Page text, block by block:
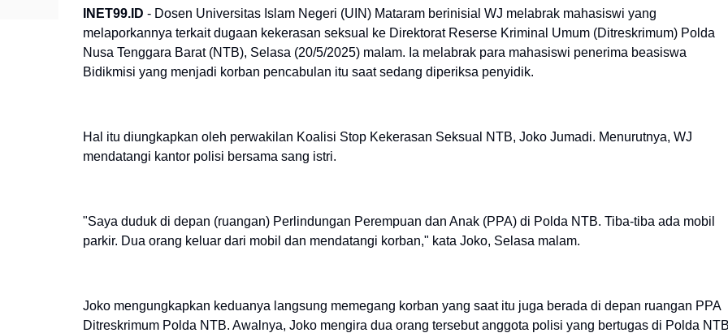
INET99.ID - Dosen Universitas Islam Negeri (UIN) Mataram berinisial WJ melabrak mahasiswi yang
melaporkannya terkait dugaan kekerasan seksual ke Direktorat Reserse Kriminal Umum (Ditreskrimum) Polda
Nusa Tenggara Barat (NTB), Selasa (20/5/2025) malam. Ia melabrak para mahasiswi penerima beasiswa
Bidikmisi yang menjadi korban pencabulan itu saat sedang diperiksa penyidik.
Hal itu diungkapkan oleh perwakilan Koalisi Stop Kekerasan Seksual NTB, Joko Jumadi. Menurutnya, WJ
mendatangi kantor polisi bersama sang istri.
"Saya duduk di depan (ruangan) Perlindungan Perempuan dan Anak (PPA) di Polda NTB. Tiba-tiba ada mobil
parkir. Dua orang keluar dari mobil dan mendatangi korban," kata Joko, Selasa malam.
Joko mengungkapkan keduanya langsung memegang korban yang saat itu juga berada di depan ruangan PPA
Ditreskrimum Polda NTB. Awalnya, Joko mengira dua orang tersebut anggota polisi yang bertugas di Polda